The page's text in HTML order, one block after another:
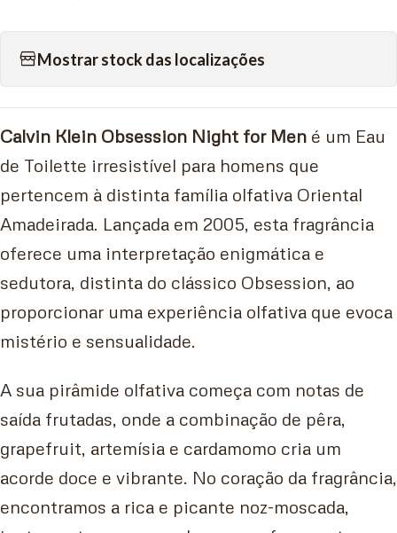
Mostrar stock das localizações
Calvin Klein Obsession Night for Men é um Eau
de Toilette irresistível para homens que
pertencem à distinta família olfativa Oriental
Amadeirada. Lançada em 2005, esta fragrância
oferece uma interpretação enigmática e
sedutora, distinta do clássico Obsession, ao
proporcionar uma experiência olfativa que evoca
mistério e sensualidade.
A sua pirâmide olfativa começa com notas de
saída frutadas, onde a combinação de pêra,
grapefruit, artemísia e cardamomo cria um
acorde doce e vibrante. No coração da fragrância,
encontramos a rica e picante noz-moscada,